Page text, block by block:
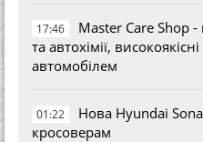
17:46
Master Care Shop
та автохімії,
автомобілем
01:22
Нова Hyundai
кросоверам